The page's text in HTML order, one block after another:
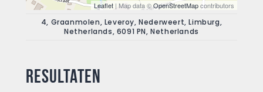
Leaflet | Map data ©OpenStreetMapcontributors
4, Graanmolen, Leveroy, Nederweert, Limburg,
Netherlands, 6091 PN, Netherlands
Resultaten